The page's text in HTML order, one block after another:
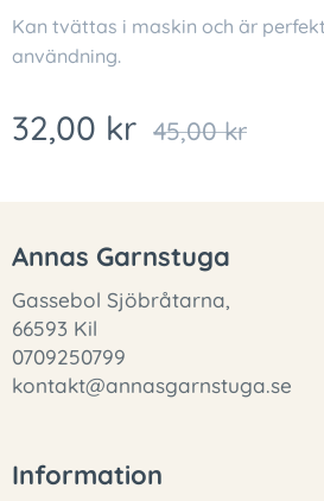
Kan tvättas i maskin och är
användning.
32,00 kr 45,00kr
Annas Garnstuga
Gassebol Sjöbråtarna,
66593 Kil
0709250799
kontakt@annasgarnstuga.se
Information